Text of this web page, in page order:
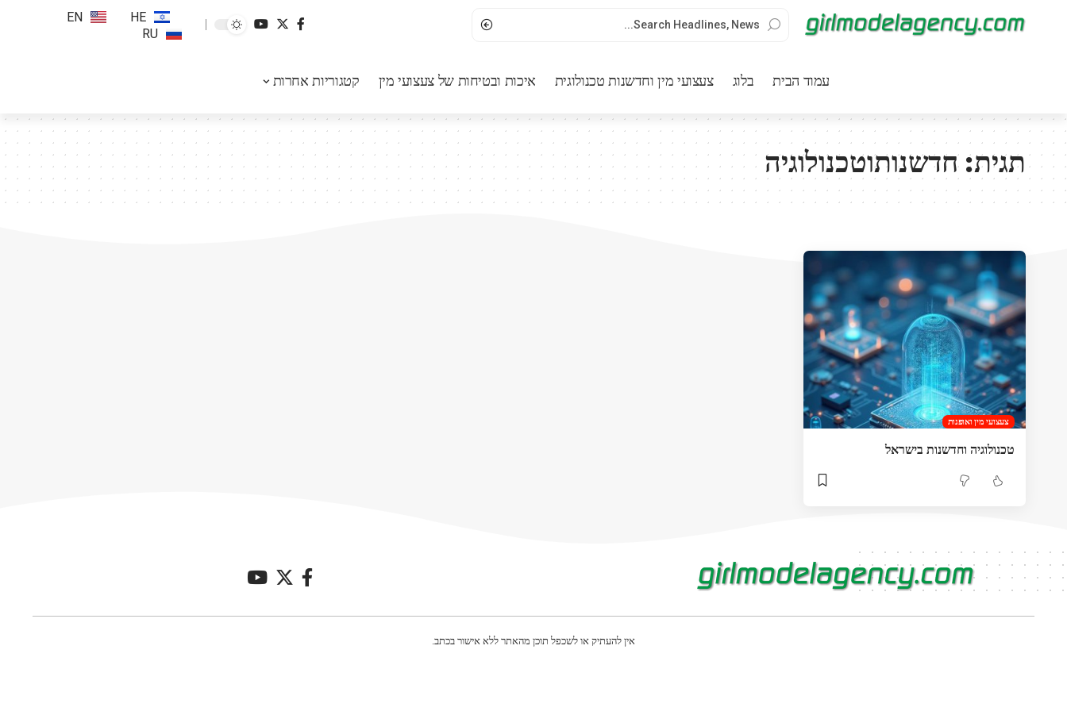
HE
EN
RU
עמוד הבית בלוג צעצועי מין וחדשנות טכנולוגית איכות ובטיחות של צעצועי מין קטגוריות אחרות
תגית:חדשנותוטכנולוגיה
צעצועי מין ואופנות
טכנולוגיה וחדשנות בישראל
אין להעתיק או לשכפל תוכן מהאתר ללא אישור בכתב.